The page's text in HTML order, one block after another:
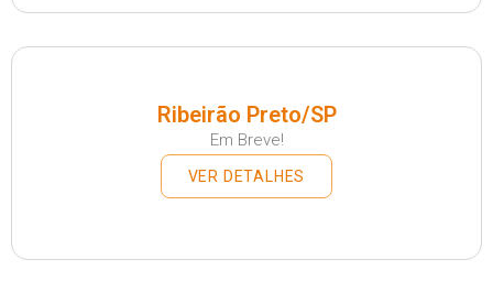
Ribeirão Preto/SP
Em Breve!
VER DETALHES